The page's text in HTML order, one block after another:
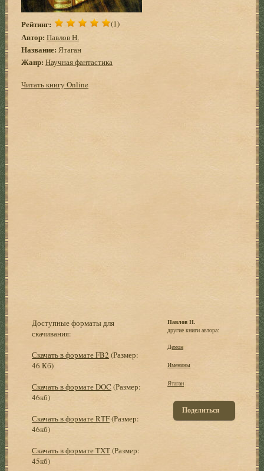
Рейтинг: (1)
Автор: Павлов Н.
Название: Ятаган
Жанр: Научная фантастика
Читать книгу Online
Доступные форматы для
скачивания:
Скачать в формате FB2 (Размер:
46 Кб)
Скачать в формате DOC (Размер:
46кб)
Скачать в формате RTF(Размер:
46кб)
Скачать в формате TXT(Размер:
45кб)
Павлов Н.
другие книги автора:
Демон
Именины
Ятаган
Поделиться